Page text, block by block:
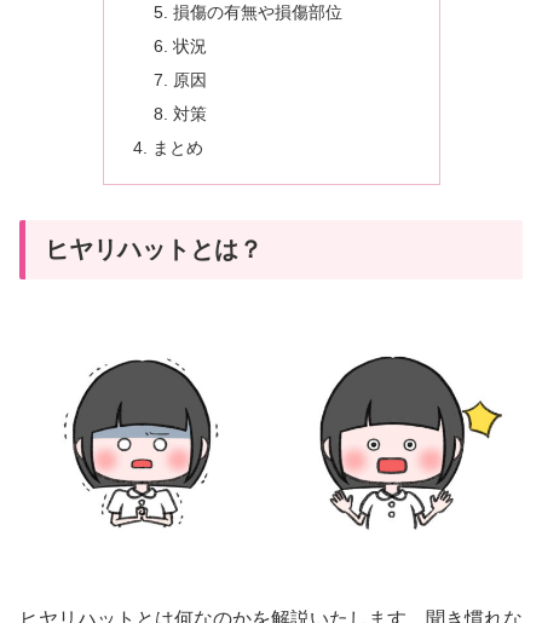
損傷の有無や損傷部位
状況
原因
対策
まとめ
ヒヤリハットとは？
ヒヤリハットとは何なのかを解説いたします。聞き慣れな